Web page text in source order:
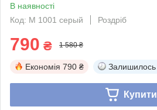
В наявності
Код: М 1001 серый
Роздріб
790 ₴ 1 580 ₴
Економія 790 ₴ Залишилось
Купити